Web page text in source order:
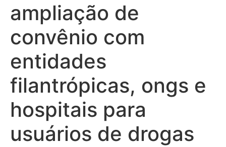
ampliação de
convênio com
entidades
filantrópicas, ongs e
hospitais para
usuários de drogas